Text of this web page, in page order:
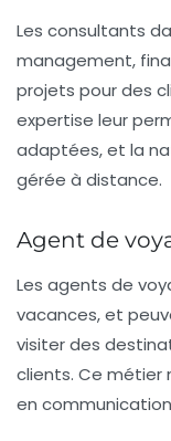
Les consultants
management,
projets pour des
expertise leur
adaptées, et la
gérée à distance.
Agent de
Les agents de
vacances, et
visiter des
clients. Ce métier
en